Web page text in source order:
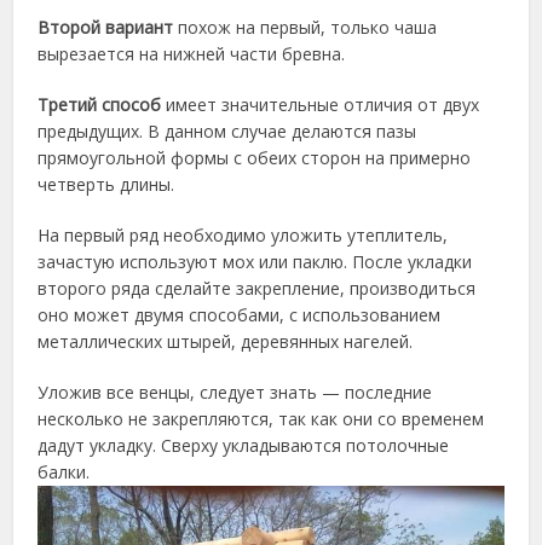
Второй вариант похож на первый, только чаша
вырезается на нижней части бревна.
Третий способ имеет значительные отличия от двух
предыдущих. В данном случае делаются пазы
прямоугольной формы с обеих сторон на примерно
четверть длины.
На первый ряд необходимо уложить утеплитель,
зачастую используют мох или паклю. После укладки
второго ряда сделайте закрепление, производиться
оно может двумя способами, с использованием
металлических штырей, деревянных нагелей.
Уложив все венцы, следует знать — последние
несколько не закрепляются, так как они со временем
дадут укладку. Сверху укладываются потолочные
балки.